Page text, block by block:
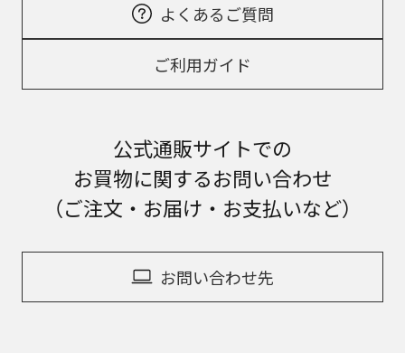
よくあるご質問
ご利用ガイド
公式通販サイトでの
お買物に関するお問い合わせ
（ご注文・お届け・お支払いなど）
お問い合わせ先